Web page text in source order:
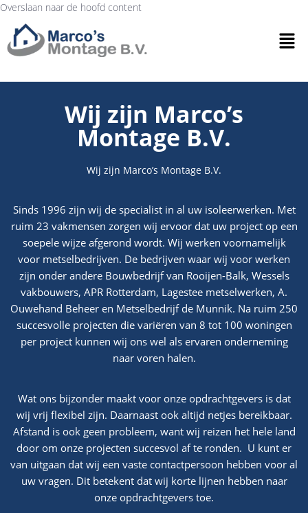
Overslaan naar de hoofd content
Wij zijn Marco’s
Montage B.V.
Wij zijn Marco’s Montage B.V.
Sinds 1996 zijn wij de specialist in al uw isoleerwerken. Met
ruim 23 vakmensen zorgen wij ervoor dat uw project op een
soepele wijze afgerond wordt. Wij werken voornamelijk
voor metselbedrijven. De bedrijven waar wij voor werken
zijn onder andere Bouwbedrijf van Rooijen-Balk, Wessels
vakbouwers, APR Rotterdam, Lagestee metselwerken, A.
Ouwehand Beheer en Metselbedrijf de Munnik. Na ruim 250
succesvolle projecten die variëren van 8 tot 100 woningen
per project kunnen wij ons wel als ervaren onderneming
naar voren halen.
Wat ons bijzonder maakt voor onze opdrachtgevers is dat
wij vrij flexibel zijn. Daarnaast ook altijd netjes bereikbaar.
Afstand is ook geen probleem, want wij reizen het hele land
door om onze projecten succesvol af te ronden. U kunt er
van uitgaan dat wij een vaste contactpersoon hebben voor al
uw vragen. Dit betekent dat wij korte lijnen hebben naar
onze opdrachtgevers toe.